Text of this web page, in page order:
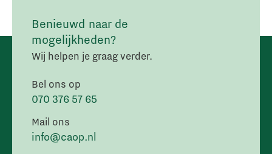
Benieuwd naar de
mogelijkheden?
Wij helpen je graag verder.
Bel ons op
070 376 57 65
Mail ons
info@caop.nl